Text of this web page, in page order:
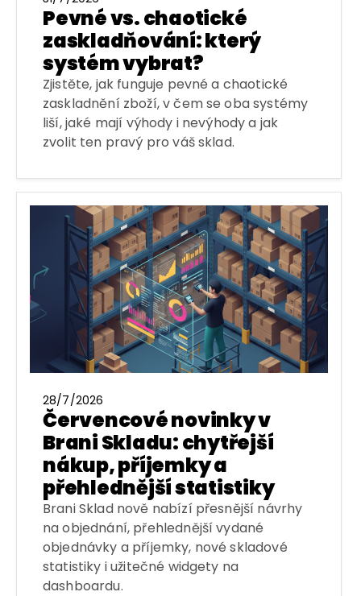
Pevné vs. chaotické
zaskladňování: který
systém vybrat?
Zjistěte, jak funguje pevné a chaotické
zaskladnění zboží, v čem se oba systémy
liší, jaké mají výhody i nevýhody a jak
zvolit ten pravý pro váš sklad.
28/7/2026
Červencové novinky v
Brani Skladu: chytřejší
nákup, příjemky a
přehlednější statistiky
Brani Sklad nově nabízí přesnější návrhy
na objednání, přehlednější vydané
objednávky a příjemky, nové skladové
statistiky i užitečné widgety na
dashboardu.